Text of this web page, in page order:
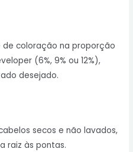
de coloração na proporção
(6%, 9% ou 12%),
desejado.
secos e não lavados,
raiz às pontas.